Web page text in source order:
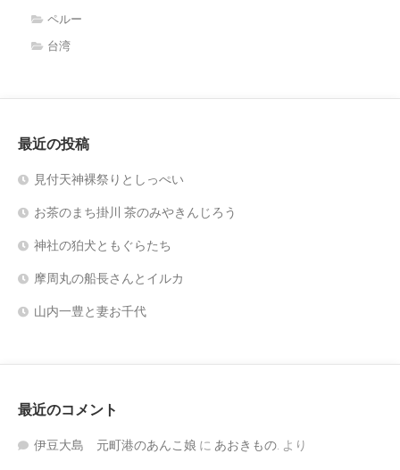
ペルー
台湾
最近の投稿
見付天神裸祭りとしっぺい
お茶のまち掛川 茶のみやきんじろう
神社の狛犬ともぐらたち
摩周丸の船長さんとイルカ
山内一豊と妻お千代
最近のコメント
伊豆大島 元町港のあんこ娘 に あおきもの. より